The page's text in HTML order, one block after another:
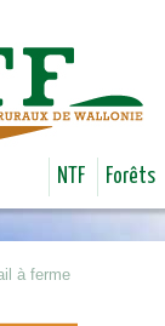
NTF Forêts
à ferme